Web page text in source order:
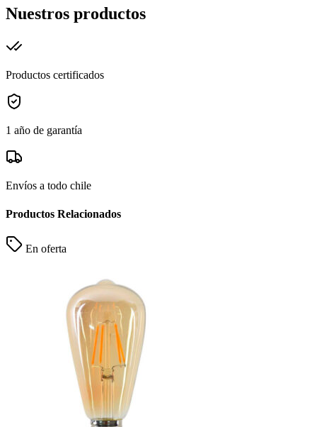
Nuestros productos
Productos certificados
1 año de garantía
Envíos a todo chile
Productos Relacionados
En oferta